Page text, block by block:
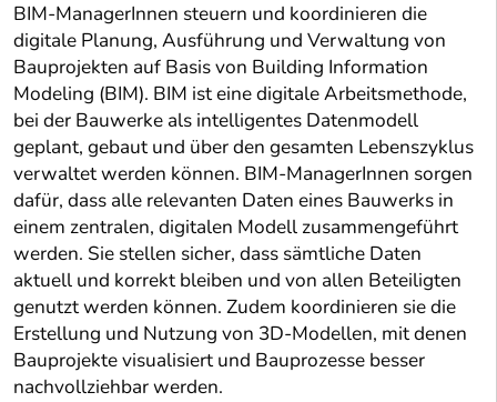
BIM-ManagerInnen steuern und koordinieren die
digitale Planung, Ausführung und Verwaltung von
Bauprojekten auf Basis von Building Information
Modeling (BIM). BIM ist eine digitale Arbeitsmethode,
bei der Bauwerke als intelligentes Datenmodell
geplant, gebaut und über den gesamten Lebenszyklus
verwaltet werden können. BIM-ManagerInnen sorgen
dafür, dass alle relevanten Daten eines Bauwerks in
einem zentralen, digitalen Modell zusammengeführt
werden. Sie stellen sicher, dass sämtliche Daten
aktuell und korrekt bleiben und von allen Beteiligten
genutzt werden können. Zudem koordinieren sie die
Erstellung und Nutzung von 3D-Modellen, mit denen
Bauprojekte visualisiert und Bauprozesse besser
nachvollziehbar werden.